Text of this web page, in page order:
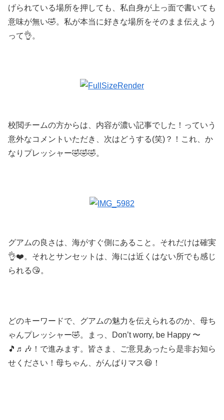
げられている場所を押しても、私自身が上っ面で書いても
意味が無い🤣。私が本当に好きな場所をそのまま伝えよう
って👌。
校閲チームの方からは、内容が濃い記事でした！っていう
意外なコメントいただき、次はどうする(笑)？！これ、か
なりプレッシャー🤣🤣🤣。
グアムの良さは、海がすぐ側にあること。それだけは確実
👌❤️。それとサンセットは、海には近くはない所でも感じ
られる😘。
どのキーワードで、グアムの魅力を伝えられるのか、母ち
ゃんプレッシャー🤣。まっ、Don’t worry, be Happy 〜
🎵♬🎶！で進みます。皆さま、ご意見あったら是非お知ら
せください！母ちゃん、がんばりマス😆！